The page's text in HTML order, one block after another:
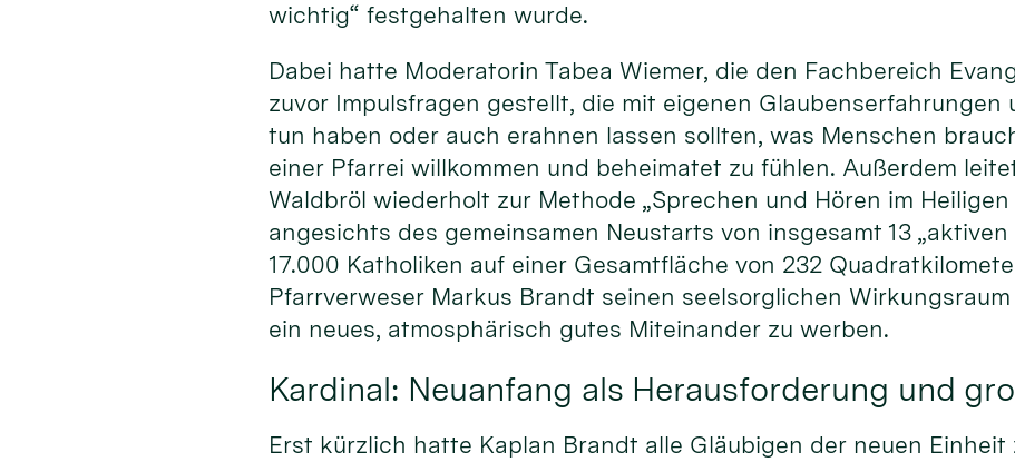
wichtig“ festgehalten wurde.
Dabei hatte Moderatorin Tabea Wiemer, die den Fachbereich
zuvor Impulsfragen gestellt, die mit eigenen Glaubenserfahrungen
tun haben oder auch erahnen lassen sollten, was Menschen
einer Pfarrei willkommen und beheimatet zu fühlen. Außerdem
Waldbröl wiederholt zur Methode „Sprechen und Hören im Heiligen
angesichts des gemeinsamen Neustarts von insgesamt 13
17.000 Katholiken auf einer Gesamtfläche von 232
Pfarrverweser Markus Brandt seinen seelsorglichen
ein neues, atmosphärisch gutes Miteinander zu werben.
Kardinal: Neuanfang als Herausforderung und
Erst kürzlich hatte Kaplan Brandt alle Gläubigen der neuen Einheit